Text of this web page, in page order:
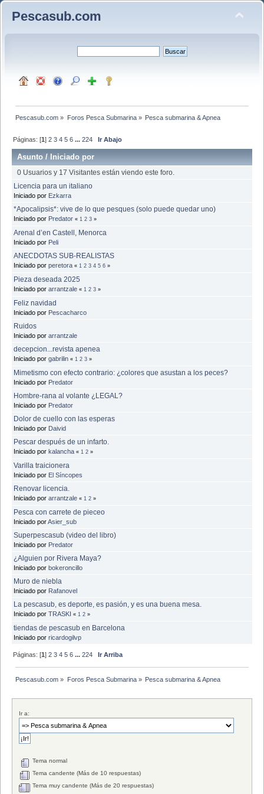
Pescasub.com
Pescasub.com » Foros Pesca Submarina» Pesca submarina & Apnea
Páginas: [1]2 3 4 5 6 ...224 Ir Abajo
Asunto /Iniciado por
0 Usuarios y 17 Visitantes están viendo este foro.
Licencia para un italiano
Iniciado por Ezkarra
*Apocalipsis*: vive de lo que pesques (solo puede quedar uno)
Iniciado por Predator « 1 2 3 »
Arenal d’en Castell, Menorca
Iniciado por Peli
ANECDOTAS SUB-REALISTAS
Iniciado por peretora « 1 2 3 4 5 6 »
Pieza deseada 2025
Iniciado por arrantzale « 1 2 3 »
Feliz navidad
Iniciado por Pescacharco
Ruidos
Iniciado por arrantzale
decepcion...revista apenea
Iniciado por gabrilin « 1 2 3 »
Mimetismo con efecto contrario: ¿colores que asustan a los peces?
Iniciado por Predator
Hombre-rana al volante ¿LEGAL?
Iniciado por Predator
Dolor de cuello con las esperas
Iniciado por Daivid
Pescar después de un infarto.
Iniciado por kalancha « 1 2 »
Varilla traicionera
Iniciado por El Síncopes
Renovar licencia.
Iniciado por arrantzale « 1 2 »
Pesca con carrete de pieceo
Iniciado porAsier_sub
Superpescasub (video del libro)
Iniciado por Predator
¿Alguien por Rivera Maya?
Iniciado por bokeroncillo
Muro de niebla
Iniciado por Rafanovel
La pescasub, es deporte, es pasión, y es una buena mesa.
Iniciado por TRASKI « 1 2 »
tiendas de pescasub en Barcelona
Iniciado por ricardogilvp
Páginas: [1]2 3 4 5 6 ...224 Ir Arriba
Pescasub.com » Foros Pesca Submarina» Pesca submarina & Apnea
Ir a:
Tema normal
Tema candente (Más de 10 respuestas)
Tema muy candente (Más de 20 respuestas)